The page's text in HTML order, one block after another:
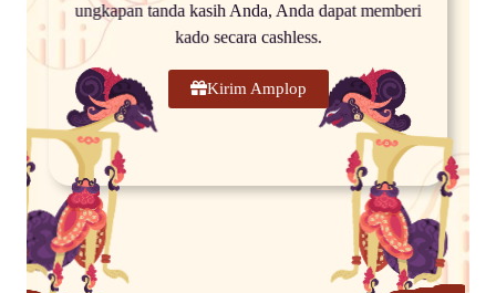
ungkapan tanda kasih Anda, Anda dapat memberi
kado secara cashless.
Kirim Amplop